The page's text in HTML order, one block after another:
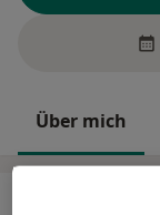
Über mich